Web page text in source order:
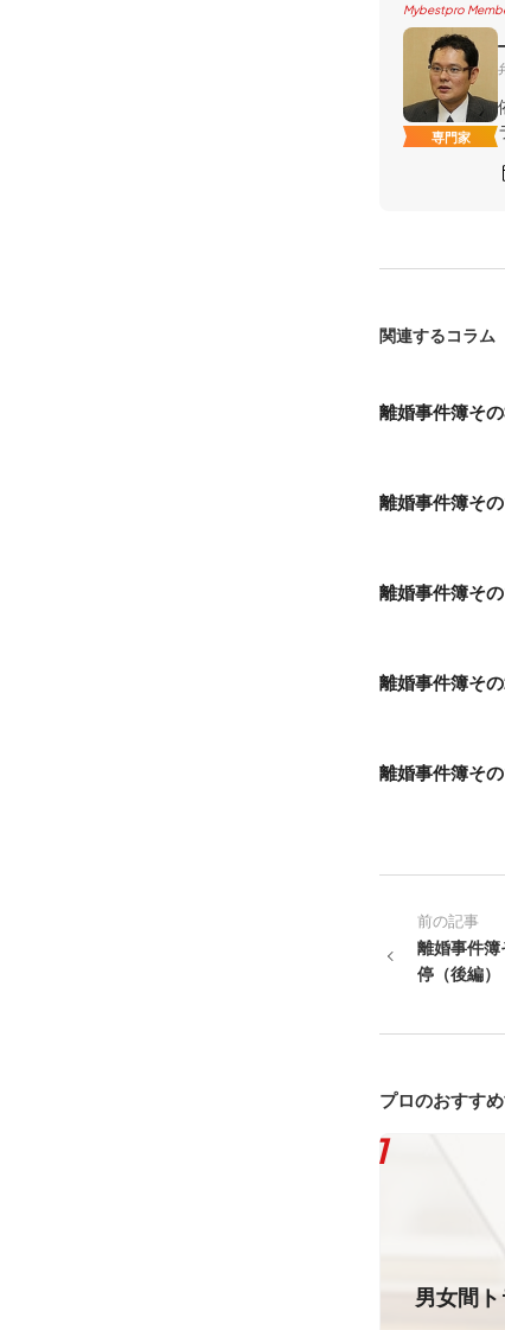
Mybestpro
専門家
関連するコラム
離婚事件簿そ
離婚事件簿そ
離婚事件簿そ
離婚事件簿そ
離婚事件簿そ
前の記事
離婚事件
停（後編）
プロのおすす
男女間